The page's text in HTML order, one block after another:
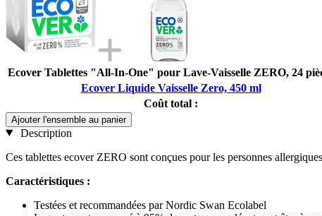
Ecover Tablettes "All-In-One" pour Lave-Vaisselle ZERO, 24
Ecover Liquide Vaisselle Zero, 450 ml
Coût total :
Ajouter l'ensemble au panier
Description
Ces tablettes ecover ZERO sont conçues pour les personnes
Caractéristiques :
Testées et recommandées par Nordic Swan Ecolabel